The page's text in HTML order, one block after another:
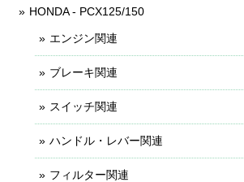
HONDA - PCX125/150
エンジン関連
ブレーキ関連
スイッチ関連
ハンドル・レバー関連
フィルター関連